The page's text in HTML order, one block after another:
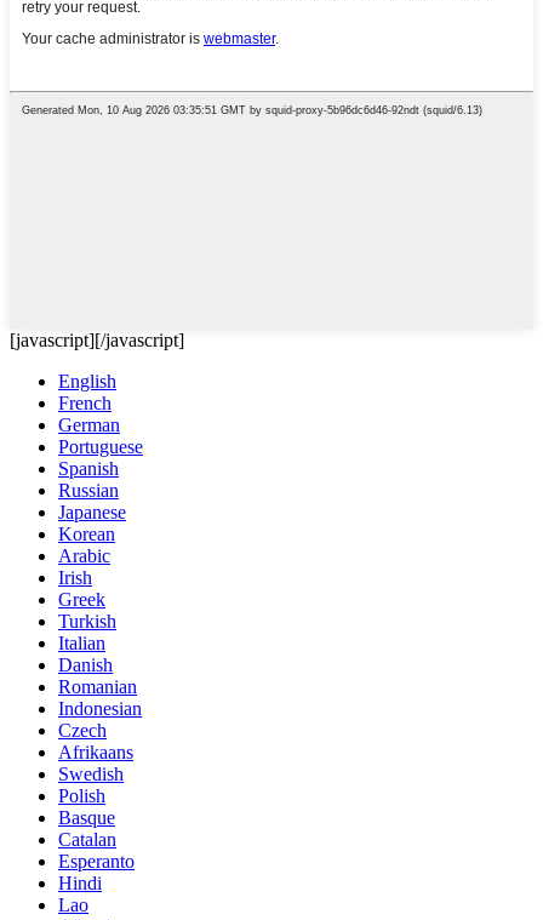
[javascript][/javascript]
English
French
German
Portuguese
Spanish
Russian
Japanese
Korean
Arabic
Irish
Greek
Turkish
Italian
Danish
Romanian
Indonesian
Czech
Afrikaans
Swedish
Polish
Basque
Catalan
Esperanto
Hindi
Lao